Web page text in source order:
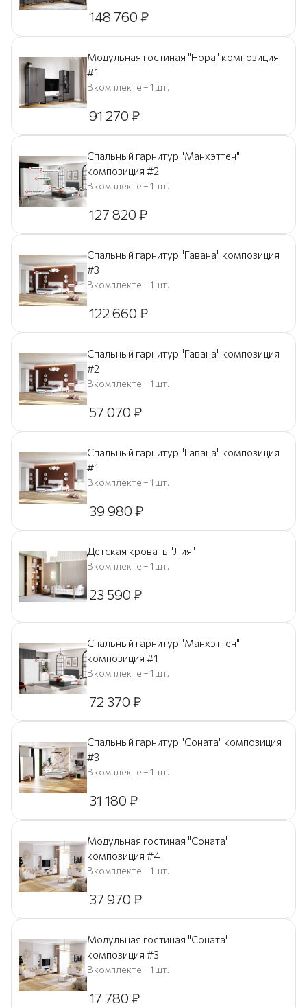
148 760 ₽
Модульная гостиная "Нора" композиция
#1
В комплекте – 1 шт.
91 270 ₽
Спальный гарнитур "Манхэттен"
композиция #2
В комплекте – 1 шт.
127 820 ₽
Спальный гарнитур "Гавана" композиция
#3
В комплекте – 1 шт.
122 660 ₽
Спальный гарнитур "Гавана" композиция
#2
В комплекте – 1 шт.
57 070 ₽
Спальный гарнитур "Гавана" композиция
#1
В комплекте – 1 шт.
39 980 ₽
Детская кровать "Лия"
В комплекте – 1 шт.
23 590 ₽
Спальный гарнитур "Манхэттен"
композиция #1
В комплекте – 1 шт.
72 370 ₽
Спальный гарнитур "Соната" композиция
#3
В комплекте – 1 шт.
31 180 ₽
Модульная гостиная "Соната"
композиция #4
В комплекте – 1 шт.
37 970 ₽
Модульная гостиная "Соната"
композиция #3
В комплекте – 1 шт.
17 780 ₽